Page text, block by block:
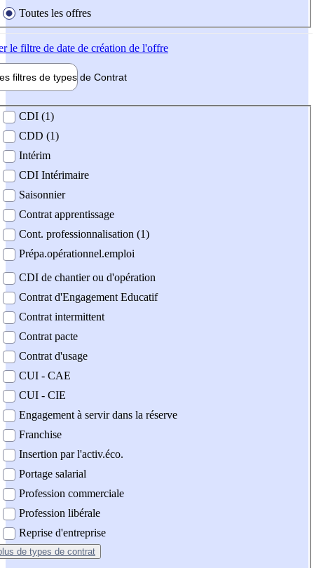
Toutes les offres
le filtre de date de création de l'offre
filtres de types de Contrat
contrat
CDI (1)
CDD (1)
Intérim
CDI Intérimaire
Saisonnier
Contrat apprentissage
Cont. professionnalisation (1)
Prépa.opérationnel.emploi
CDI de chantier ou d'opération
Contrat d'Engagement Educatif
Contrat intermittent
Contrat pacte
Contrat d'usage
CUI - CAE
CUI - CIE
Engagement à servir dans la réserve
Franchise
Insertion par l'activ.éco.
Portage salarial
Profession commerciale
Profession libérale
Reprise d'entreprise
de types de contrat